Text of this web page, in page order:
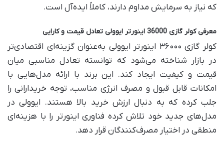
که نیاز به سرمایش مداوم دارند، کاملاً ایده‌آل است.
معرفی کولر گازی 36000 اینورتر ایوولی تعادل قیمت و کارایی
کولر گازی ۳۶۰۰۰ اینورتر ایوولی به‌عنوان گزینه‌ای اقتصادی‌تر
در بازار شناخته می‌شود که توانسته تعادل مناسبی میان
قیمت و کیفیت ایجاد کند. این برند با ارائه مدل‌هایی با
امکانات قابل قبول و مصرف انرژی مناسب، توجه خریدارانی را
جلب کرده که به دنبال ارزش خرید بالا هستند. ایوولی در
مدل‌های جدید خود تلاش کرده فناوری اینورتر را با هزینه‌ای
منطقی در اختیار مصرف‌کنندگان قرار دهد.